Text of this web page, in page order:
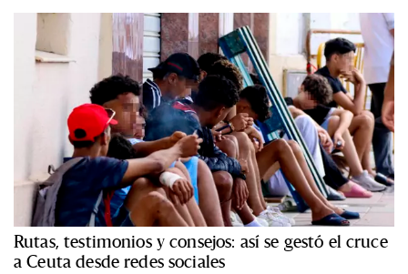
Rutas, testimonios y consejos: así se gestó el cruce
a Ceuta desde redes sociales